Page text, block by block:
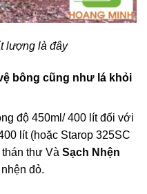
lượng là đây
bông cũng như lá khỏi
độ 450ml/ 400 lít đối với
lít (hoặc Starop 325SC
thư Và Sạch Nhện
đỏ.